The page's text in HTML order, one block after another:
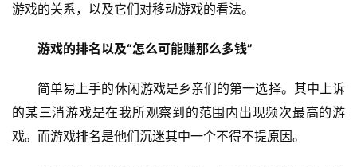
游
游
戏
游戏的关系，以及它们对移动游戏的看法。
游戏的排名以及“怎么可能赚那么多钱”
简单易上手的休闲游戏是乡亲们的第一选择。其中上诉
的某三消游戏是在我所观察到的范围内出现频次最高的游
戏。而游戏排名是他们沉迷其中一个不得不提原因。